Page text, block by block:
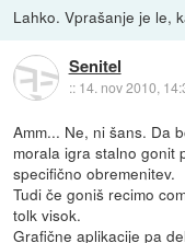
Lahko. Vprašanje je le,
Senitel
:: 14. nov 2010,
Amm... Ne, ni šans. Da
morala igra stalno gonit
specifično obremenitev.
Tudi če goniš recimo
tolk visok.
Grafične aplikacije pa